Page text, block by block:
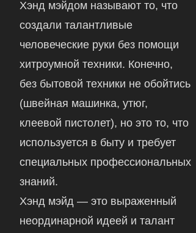
Хэнд мэйдом называют то, что
создали талантливые
человеческие руки без помощи
хитроумной техники. Конечно,
без бытовой техники не обойтись
(швейная машинка, утюг,
клеевой пистолет), но это то, что
используется в быту и требует
специальных профессиональных
знаний.
Хэнд мэйд — это выраженный
неординарной идеей и талант